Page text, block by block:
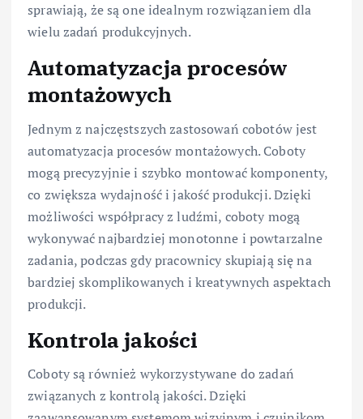
sprawiają, że są one idealnym rozwiązaniem dla
wielu zadań produkcyjnych.
Automatyzacja procesów
montażowych
Jednym z najczęstszych zastosowań cobotów jest
automatyzacja procesów montażowych. Coboty
mogą precyzyjnie i szybko montować komponenty,
co zwiększa wydajność i jakość produkcji. Dzięki
możliwości współpracy z ludźmi, coboty mogą
wykonywać najbardziej monotonne i powtarzalne
zadania, podczas gdy pracownicy skupiają się na
bardziej skomplikowanych i kreatywnych aspektach
produkcji.
Kontrola jakości
Coboty są również wykorzystywane do zadań
związanych z kontrolą jakości. Dzięki